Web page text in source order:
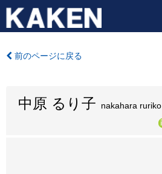
前のページに戻る
中原 るり子 nakahara ruriko